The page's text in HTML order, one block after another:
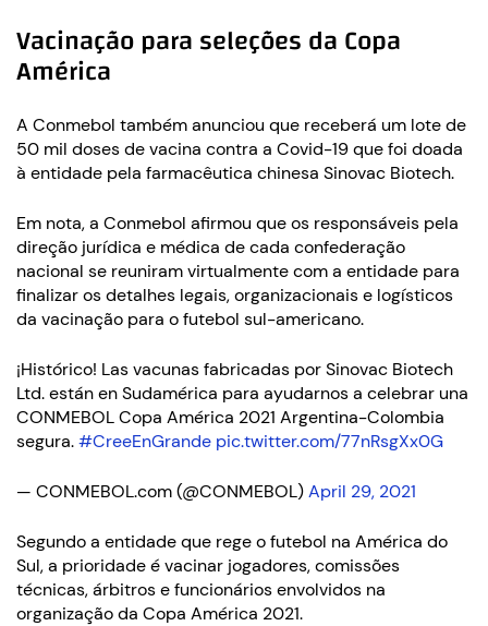
Vacinação para seleções da Copa
América
A Conmebol também anunciou que receberá um lote de
50 mil doses de vacina contra a Covid-19 que foi doada
à entidade pela farmacêutica chinesa Sinovac Biotech.
Em nota, a Conmebol afirmou que os responsáveis pela
direção jurídica e médica de cada confederação
nacional se reuniram virtualmente com a entidade para
finalizar os detalhes legais, organizacionais e logísticos
da vacinação para o futebol sul-americano.
¡Histórico! Las vacunas fabricadas por Sinovac Biotech
Ltd. están en Sudamérica para ayudarnos a celebrar una
CONMEBOL Copa América 2021 Argentina-Colombia
segura.#CreeEnGrande pic.twitter.com/77nRsgXx0G
— CONMEBOL.com (@CONMEBOL)April 29, 2021
Segundo a entidade que rege o futebol na América do
Sul, a prioridade é vacinar jogadores, comissões
técnicas, árbitros e funcionários envolvidos na
organização da Copa América 2021.